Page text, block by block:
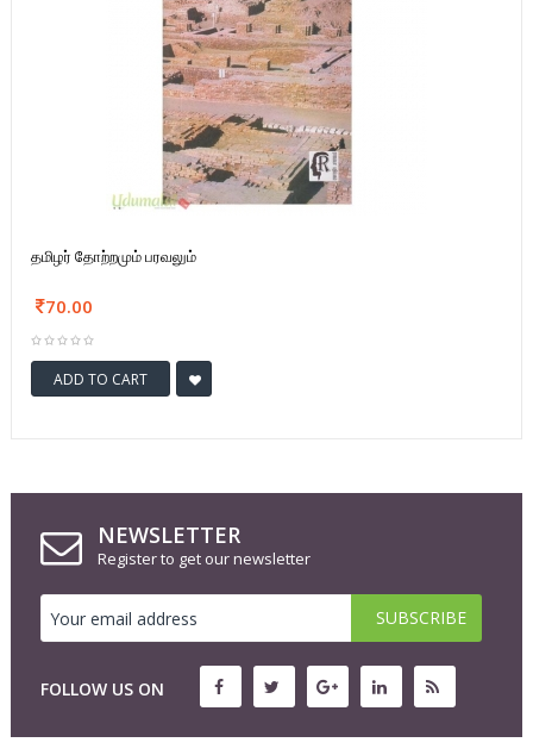
தமிழர் தோற்றமும் பரவலும்
70.00
ADD TO CART
NEWSLETTER
Register to get our newsletter
FOLLOW US ON